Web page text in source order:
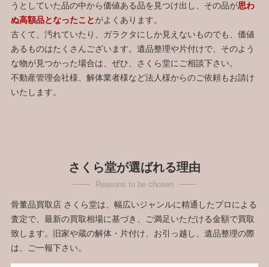
うとしていた品の中から価値ある品を見つけ出し、その品が思わ
ぬ高額品となったことがよくあります。
古くて、汚れていたり、ガラクタにしか見えないものでも、価値
あるものはたくさんございます。遺品整理や片付けで、そのよう
な物が見つかった場合は、ぜひ、さくら堂にご相談下さい。
不動産管理会社様、解体業者様など法人様からのご依頼もお請け
いたします。
さくら堂が選ばれる理由
骨董品買取店 さくら堂は、幅広いジャンルに精通したプロによる
査定で、最新の買取相場に基づき、ご満足いただける金額で買取
致します。旧家や蔵の解体・片付け、お引っ越し、遺品整理の際
は、ご一報下さい。